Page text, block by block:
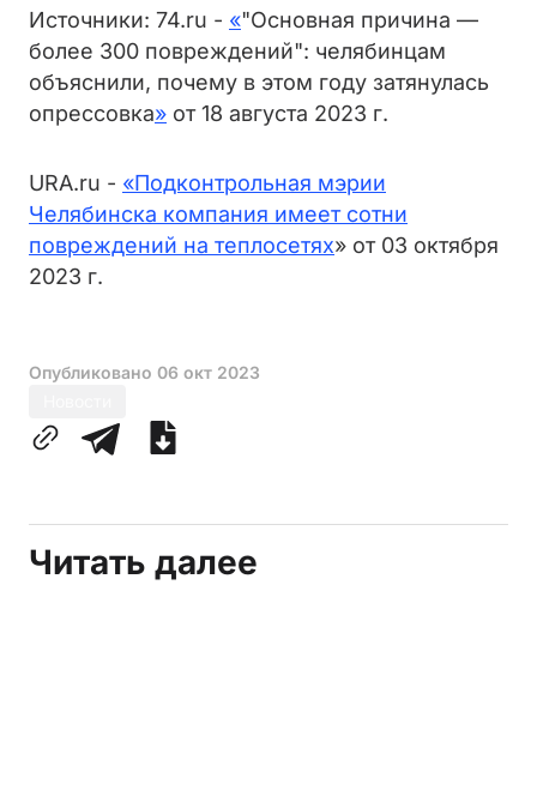
Источники: 74.ru - «"Основная причина —
более 300 повреждений": челябинцам
объяснили, почему в этом году затянулась
опрессовка» от 18 августа 2023 г.
URA.ru - «Подконтрольная мэрии
Челябинска компания имеет сотни
повреждений на теплосетях» от 03 октября
2023 г.
Опубликовано 06 окт 2023
Читать далее